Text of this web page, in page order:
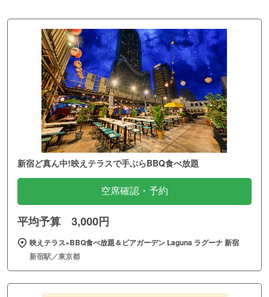
新宿ど真ん中!映えテラスで手ぶらBBQ食べ放題
空席確認・予約
平均予算 3,000円
映えテラス×BBQ食べ放題＆ビアガーデン Laguna ラグーナ 新宿
新宿駅／東京都